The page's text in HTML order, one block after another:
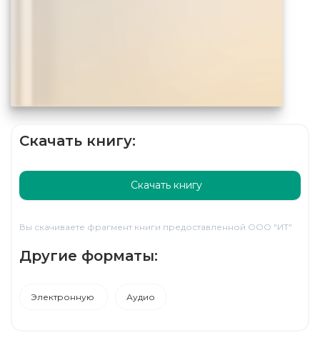
Скачать книгу:
Скачать книгу
Вы скачиваете фрагмент книги предоставленной ООО "ИТ"
Другие форматы:
Электронную Аудио